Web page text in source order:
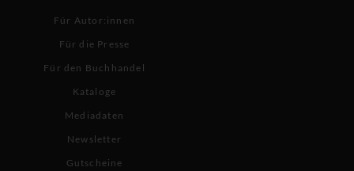
Für Autor:innen
Für die Presse
Für den Buchhandel
Kataloge
Mediadaten
Newsletter
Gutscheine